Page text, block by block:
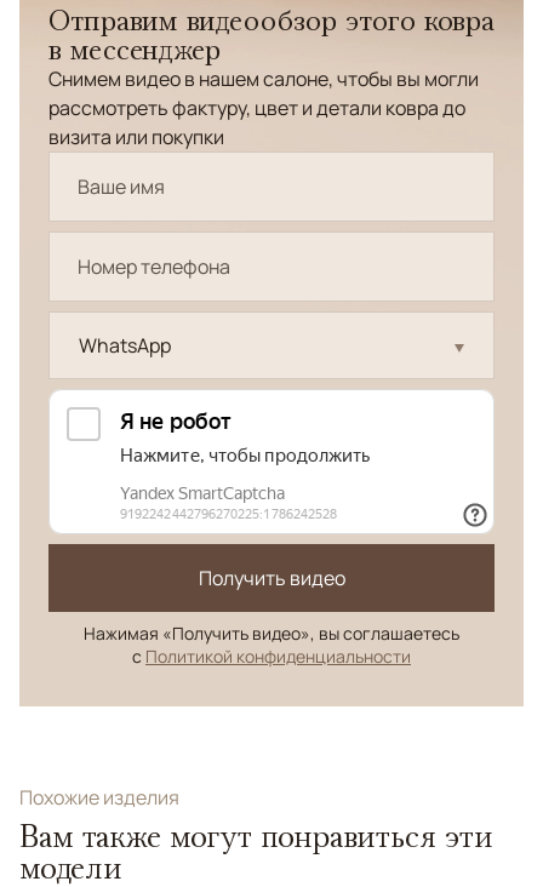
Отправим видеообзор этого ковра
в мессенджер
Снимем видео в нашем салоне, чтобы вы могли
рассмотреть фактуру, цвет и детали ковра до
визита или покупки
WhatsApp
Получить видео
Нажимая «Получить видео», вы соглашаетесь
с Политикой конфиденциальности
Похожие изделия
Вам также могут понравиться эти
модели